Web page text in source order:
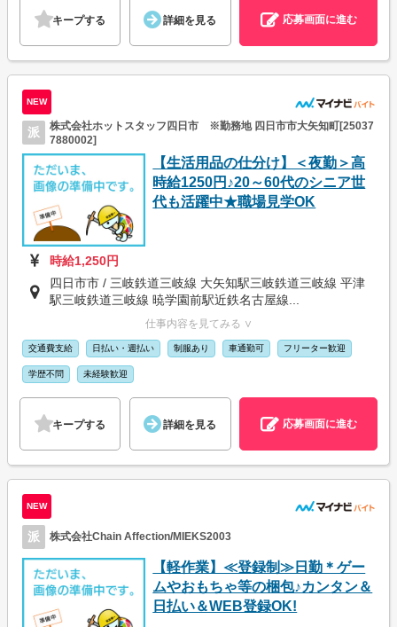
キープする 詳細を見る 応募画面に進む
NEW
派
株式会社ホットスタッフ四日市 ※勤務地 四日市市大矢知町[25037
7880002]
【生活用品の仕分け】＜夜勤＞高
時給1250円♪20～60代のシニア世
代も活躍中★職場見学OK
時給1,250円
四日市市 / 三岐鉄道三岐線 大矢知駅三岐鉄道三岐線 平津
駅三岐鉄道三岐線 暁学園前駅近鉄名古屋線...
仕事内容を見てみる ∨
交通費支給 日払い・週払い 制服あり 車通勤可 フリーター歓迎
学歴不問 未経験歓迎
キープする 詳細を見る 応募画面に進む
NEW
派 株式会社Chain Affection/MIEKS2003
【軽作業】≪登録制≫日勤＊ゲー
ムやおもちゃ等の梱包♪カンタン＆
日払い＆WEB登録OK!